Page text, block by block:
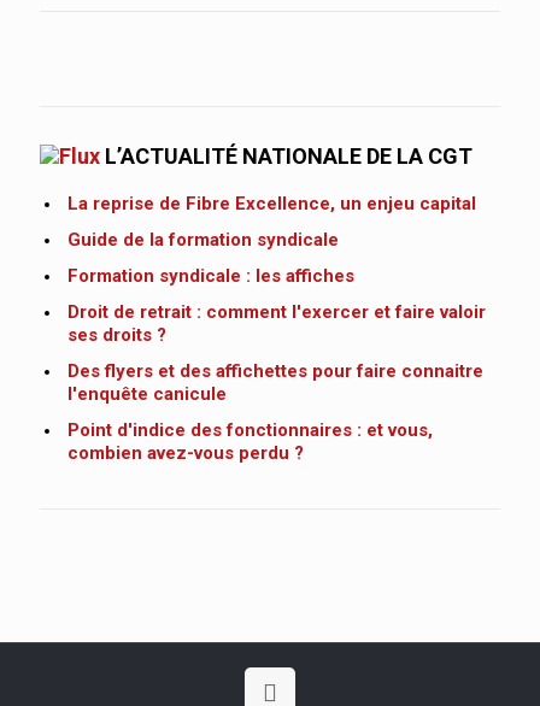
L’ACTUALITÉ NATIONALE DE LA CGT
La reprise de Fibre Excellence, un enjeu capital
Guide de la formation syndicale
Formation syndicale : les affiches
Droit de retrait : comment l'exercer et faire valoir
ses droits ?
Des flyers et des affichettes pour faire connaitre
l'enquête canicule
Point d'indice des fonctionnaires : et vous,
combien avez-vous perdu ?